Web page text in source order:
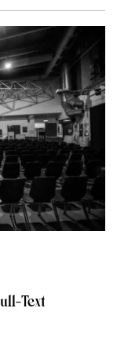
Text